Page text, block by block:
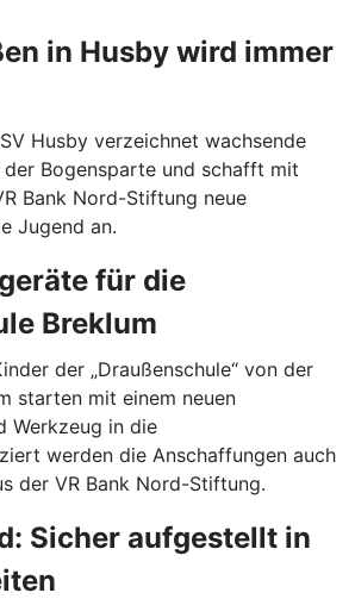
in Husby wird immer
Husby verzeichnet wachsende
der Bogensparte und schafft mit
Bank Nord-Stiftung neue
Jugend an.
für die
Breklum
der „Draußenschule“ von der
starten mit einem neuen
Werkzeug in die
werden die Anschaffungen auch
der VR Bank Nord-Stiftung.
Sicher aufgestellt in